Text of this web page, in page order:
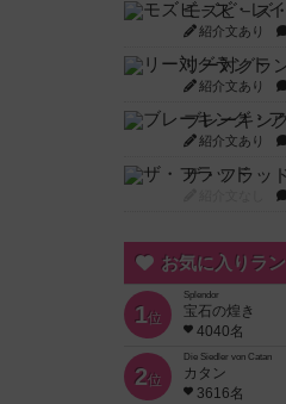
モズビ－ズ
紹介文あり
リー対グラ
紹介文あり
ブレーキン
紹介文あり
ザ・フラッ
お気に入りラ
1位
Splendor
宝石の煌き
4040名
2位
Die Siedler von Catan
カタン
3616名